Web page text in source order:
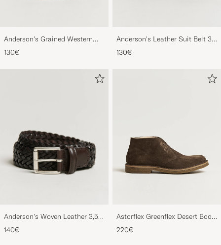
Anderson's Grained Western
Leather Belt 2,5 cm Brown
130€
Anderson's Leather Suit Belt 3
cm Dark Brown
130€
Anderson's Woven Leather 3,5
cm Belt Dark Brown
140€
Astorflex Greenflex Desert Boot
Dark Brown Suede
220€